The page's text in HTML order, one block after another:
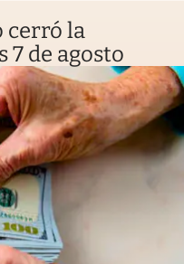
cerró la
7 de agosto